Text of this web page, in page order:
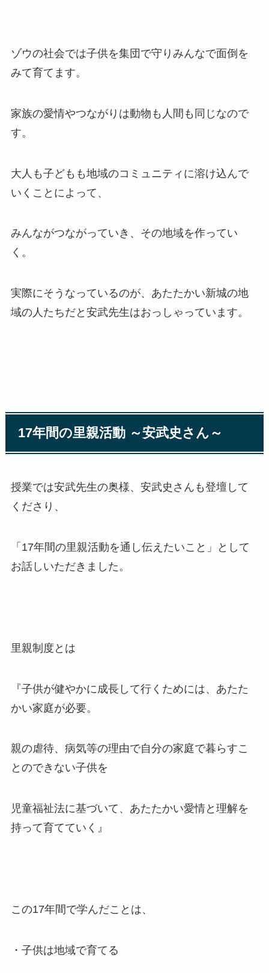
ゾウの社会では子供を集団で守りみんなで面倒を
みて育てます。
家族の愛情やつながりは動物も人間も同じなので
す。
大人も子どもも地域のコミュニティに溶け込んで
いくことによって、
みんながつながっていき、その地域を作ってい
く。
実際にそうなっているのが、あたたかい新城の地
域の人たちだと安武先生はおっしゃっています。
17年間の里親活動 ～安武史さん～
授業では安武先生の奥様、安武史さんも登壇して
くださり、
「17年間の里親活動を通し伝えたいこと」として
お話しいただきました。
里親制度とは
『子供が健やかに成長して行くためには、あたた
かい家庭が必要。
親の虐待、病気等の理由で自分の家庭で暮らすこ
とのできない子供を
児童福祉法に基づいて、あたたかい愛情と理解を
持って育てていく』
この17年間で学んだことは、
・子供は地域で育てる